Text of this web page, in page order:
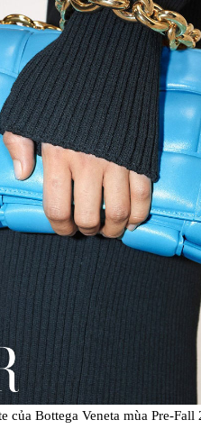
của Bottega Veneta mùa Pre-